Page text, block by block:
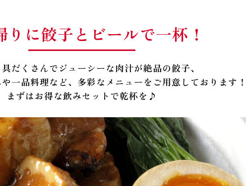
りに餃子とビールで一杯！
だくさんでジューシーな肉汁が絶品の餃子、
一品料理など、多彩なメニューをご用意しております！
まずはお得な飲みセットで乾杯を♪